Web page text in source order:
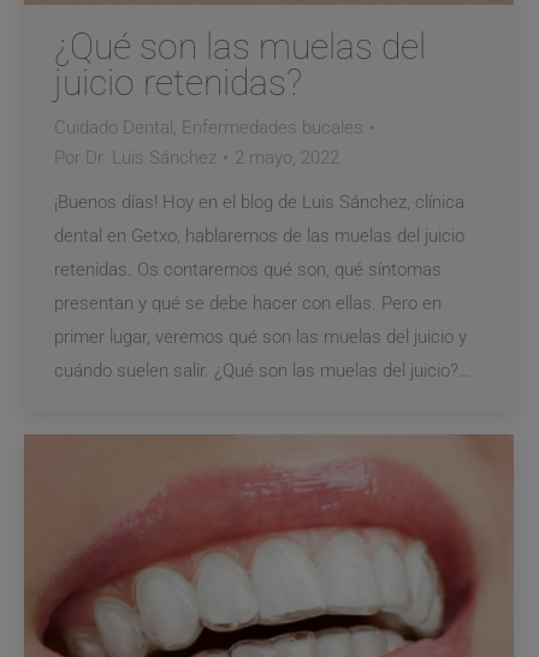
¿Qué son las muelas del
juicio retenidas?
Cuidado Dental
Enfermedades bucales
Por Dr. Luis Sánchez 2 mayo, 2022
¡Buenos días! Hoy en el blog de Luis Sánchez, clínica
dental en Getxo, hablaremos de las muelas del juicio
retenidas. Os contaremos qué son, qué síntomas
presentan y qué se debe hacer con ellas. Pero en
primer lugar, veremos qué son las muelas del juicio y
cuándo suelen salir. ¿Qué son las muelas del juicio?…